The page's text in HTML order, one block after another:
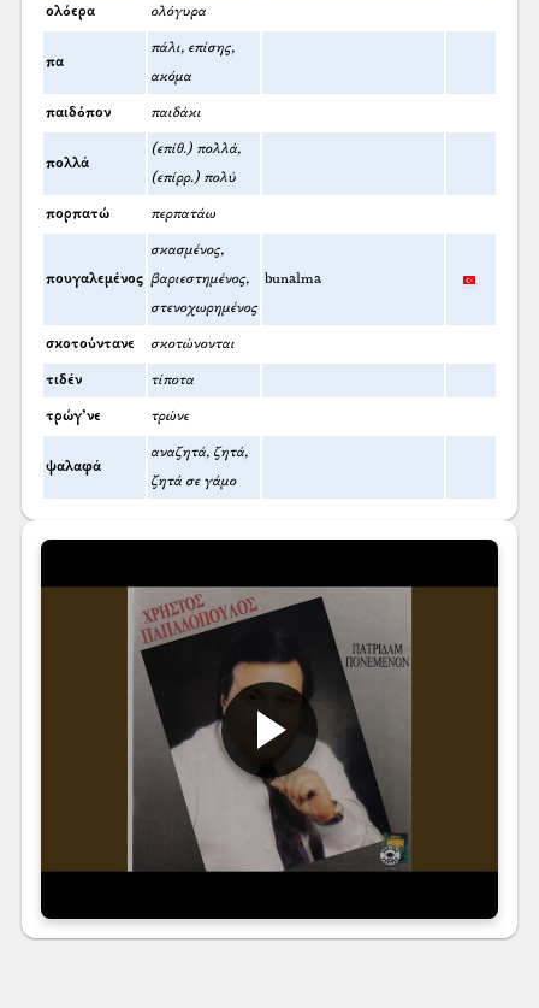
ολόερα ολόγυρα
πα
πάλι, επίσης,
ακόμα
παιδόπον παιδάκι
πολλά
(επίθ.) πολλά,
(επίρρ.) πολύ
πορπατώ περπατάω
πουγαλεμένος
σκασμένος,
βαριεστημένος,
στενοχωρημένος
bunalma
σκοτούντανε σκοτώνονται
τιδέν τίποτα
τρώγ’νε τρώνε
ψαλαφά
αναζητά, ζητά,
ζητά σε γάμο